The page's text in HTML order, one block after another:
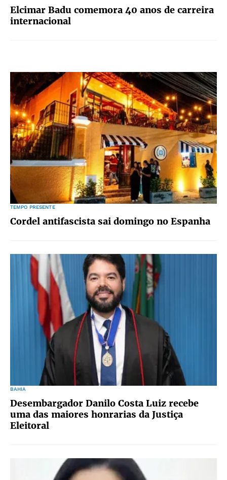
Elcimar Badu comemora 40 anos de carreira
internacional
TEMPO PRESENTE
Cordel antifascista sai domingo no Espanha
BAHIA
Desembargador Danilo Costa Luiz recebe
uma das maiores honrarias da Justiça
Eleitoral